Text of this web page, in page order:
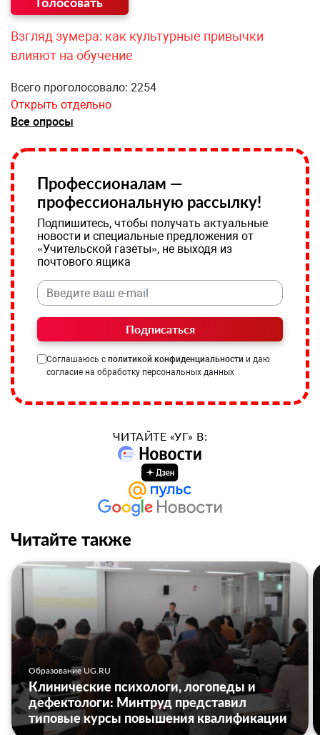
Взгляд зумера: как культурные привычки
влияют на обучение
Всего проголосовало: 2254
Открыть отдельно
Все опросы
Профессионалам —
профессиональную рассылку!
Подпишитесь, чтобы получать актуальные
новости и специальные предложения от
«Учительской газеты», не выходя из
почтового ящика
Подписаться
Соглашаюсь с политикой конфиденциальности и даю
согласие на обработку персональных данных
ЧИТАЙТЕ «УГ» В:
Читайте также
Образование UG.RU
Клинические психологи, логопеды и
дефектологи: Минтруд представил
типовые курсы повышения квалификации